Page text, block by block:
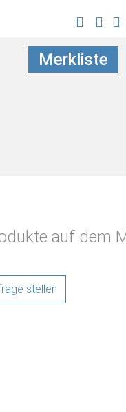
Merkliste
auf dem
stellen